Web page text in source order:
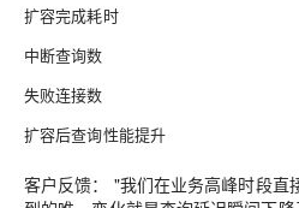
扩容完成耗时
中断查询数
失败连接数
扩容后查询性能提升
客户反馈：
"我们在业务高峰时段直